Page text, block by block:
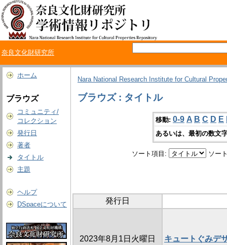
奈良文化財研究所
ホーム
ブラウズ
コミュニティ/
コレクション
発行日
著者
タイトル
主題
ヘルプ
DSpaceについて
Nara National Research Institute for Cultural
ブラウズ : タイトル
移動: 0-9 A B C D E
あるいは、最初の数文
ソート項目: ソー
発行日
2023年8月1日火曜日 キュートぐみデ